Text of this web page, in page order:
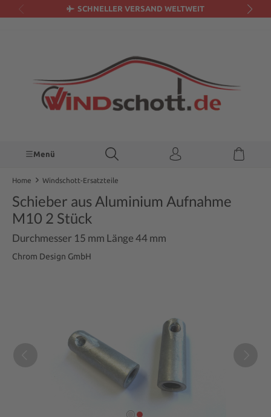
SCHNELLER VERSAND WELTWEIT
Menü
Home Windschott-Ersatzteile
Schieber aus Aluminium Aufnahme
M10 2 Stück
Durchmesser 15 mm Länge 44 mm
Chrom Design GmbH